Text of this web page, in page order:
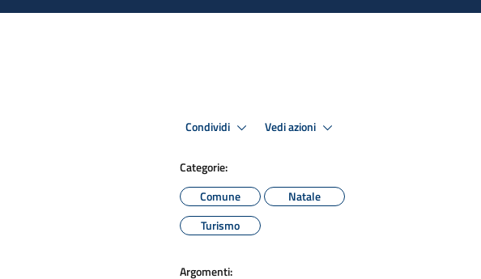
Condividi Vedi azioni
Categorie:
Comune
Natale
Turismo
Argomenti: